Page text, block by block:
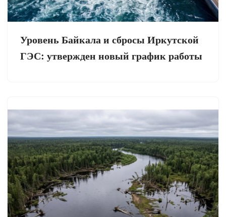
Уровень Байкала и сбросы Иркутской
ГЭС: утвержден новый график работы